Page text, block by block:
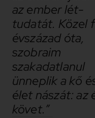
az ember lét-
tudatát. Közel
évszázad óta,
szobraim
szakadatlanul
ünneplik a kő
élet nászát: az
követ.”